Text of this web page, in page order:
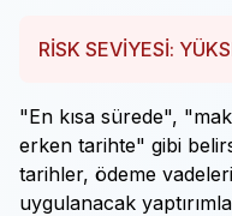
RİSK SEVİYESİ:
"En kısa sürede",
erken tarihte" gibi
tarihler, ödeme
uygulanacak